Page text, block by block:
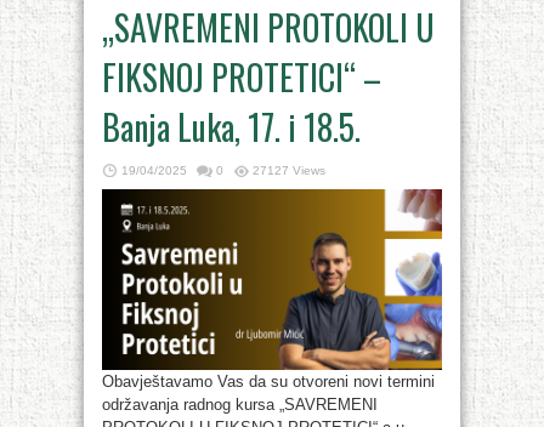
„SAVREMENI PROTOKOLI U
FIKSNOJ PROTETICI“ –
Banja Luka, 17. i 18.5.
19/04/2025 0 27127 Views
Obavještavamo Vas da su otvoreni novi termini
održavanja radnog kursa „SAVREMENI